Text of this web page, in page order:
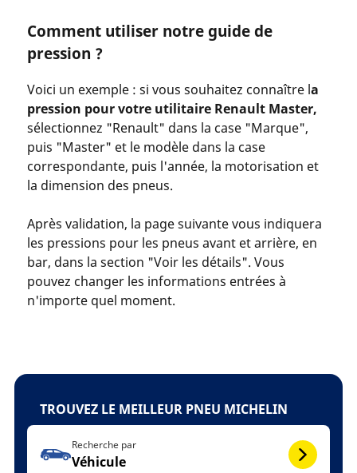
Comment utiliser notre guide de
pression ?
Voici un exemple : si vous souhaitez connaître la
pression pour votre utilitaire Renault Master,
sélectionnez "Renault" dans la case "Marque",
puis "Master" et le modèle dans la case
correspondante, puis l'année, la motorisation et
la dimension des pneus.
Après validation, la page suivante vous indiquera
les pressions pour les pneus avant et arrière, en
bar, dans la section "Voir les détails". Vous
pouvez changer les informations entrées à
n'importe quel moment.
TROUVEZ LE MEILLEUR PNEU MICHELIN
Recherche par
Véhicule